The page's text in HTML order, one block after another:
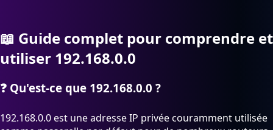
📖 Guide complet pour comprendre et
utiliser 192.168.0.0
❓ Qu'est-ce que 192.168.0.0 ?
192.168.0.0 est une adresse IP privée couramment utilisée